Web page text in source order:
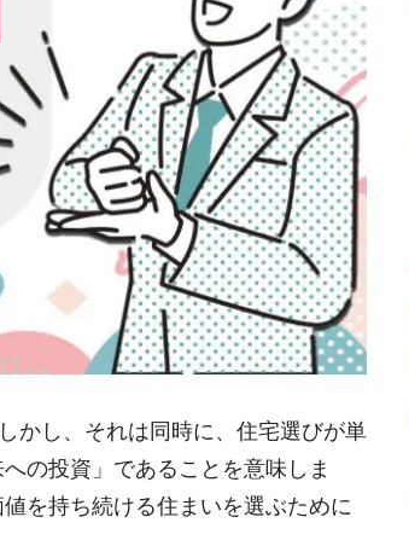
かし、それは同時に、住宅選びが単
の投資」であることを意味しま
を持ち続ける住まいを選ぶために